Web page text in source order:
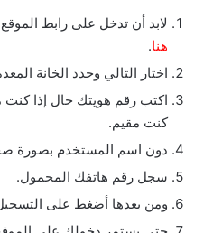
لابد أن تدخل على رابط
هنا.
اختار التالي وحدد الخانة
اكتب رقم هويتك حال إذا كنت
كنت مقيم.
دون اسم المستخدم بصورة
سجل رقم هاتفك المحمول.
ومن بعدها أضغط على